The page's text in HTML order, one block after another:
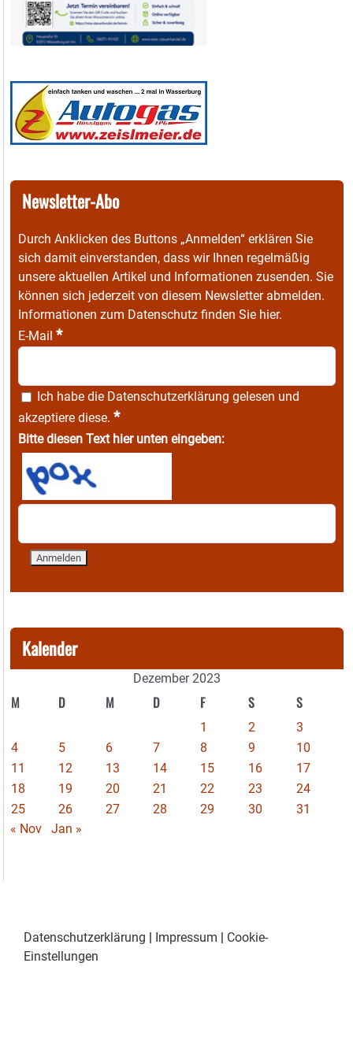
Newsletter-Abo
Durch Anklicken des Buttons „Anmelden“ erklären Sie
sich damit einverstanden, dass wir Ihnen regelmäßig
unsere aktuellen Artikel und Informationen zusenden. Sie
können sich jederzeit von diesem Newsletter abmelden.
Informationen zum Datenschutz finden Sie hier.
E-Mail *
Ich habe die Datenschutzerklärung gelesen und
akzeptiere diese. *
Bitte diesen Text hier unten eingeben:
Kalender
Dezember 2023
M D M D F S S
1 2
3
4
5 6 7 8 9
10
11
12 13 14 15 16
17
18
19 20 21 22 23
24
25
26 27 28 29 30
31
« Nov
Jan »
Datenschutzerklärung | Impressum | Cookie-
Einstellungen